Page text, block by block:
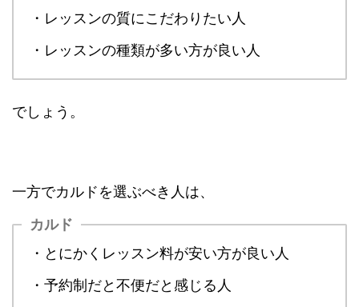
・レッスンの質にこだわりたい人
・レッスンの種類が多い方が良い人
でしょう。
一方でカルドを選ぶべき人は、
カルド
・とにかくレッスン料が安い方が良い人
・予約制だと不便だと感じる人